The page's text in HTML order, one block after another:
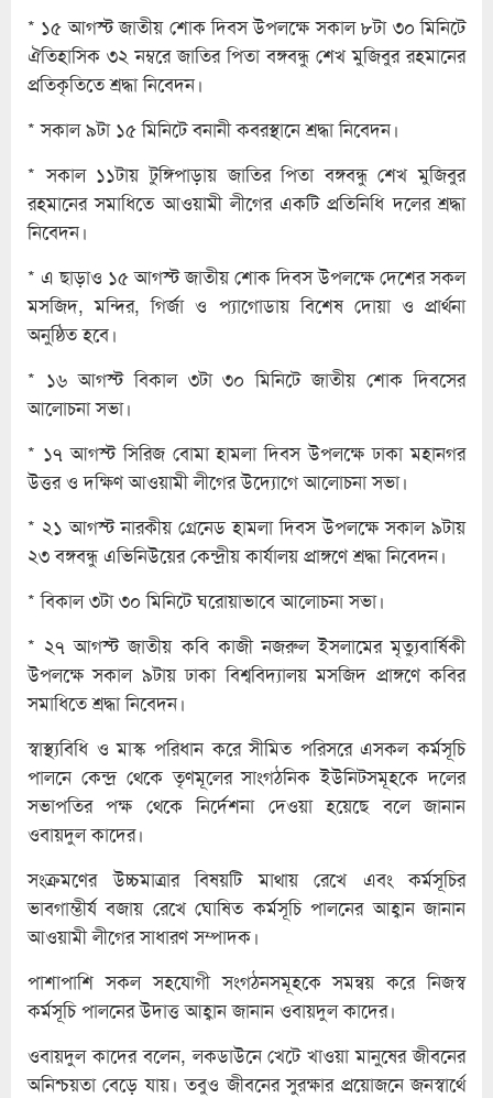
* ১৫ আগস্ট জাতীয় শোক দিবস উপলক্ষে সকাল ৮টা ৩০ মিনিটে
ঐতিহাসিক ৩২ নম্বরে জাতির পিতা বঙ্গবন্ধু শেখ মুজিবুর রহমানের
প্রতিকৃতিতে শ্রদ্ধা নিবেদন।
* সকাল ৯টা ১৫ মিনিটে বনানী কবরস্থানে শ্রদ্ধা নিবেদন।
* সকাল ১১টায় টুঙ্গিপাড়ায় জাতির পিতা বঙ্গবন্ধু শেখ মুজিবুর
রহমানের সমাধিতে আওয়ামী লীগের একটি প্রতিনিধি দলের শ্রদ্ধা
নিবেদন।
* এ ছাড়াও ১৫ আগস্ট জাতীয় শোক দিবস উপলক্ষে দেশের সকল
মসজিদ, মন্দির, গির্জা ও প্যাগোডায় বিশেষ দোয়া ও প্রার্থনা
অনুষ্ঠিত হবে।
* ১৬ আগস্ট বিকাল ৩টা ৩০ মিনিটে জাতীয় শোক দিবসের
আলোচনা সভা।
* ১৭ আগস্ট সিরিজ বোমা হামলা দিবস উপলক্ষে ঢাকা মহানগর
উত্তর ও দক্ষিণ আওয়ামী লীগের উদ্যোগে আলোচনা সভা।
* ২১ আগস্ট নারকীয় গ্রেনেড হামলা দিবস উপলক্ষে সকাল ৯টায়
২৩ বঙ্গবন্ধু এভিনিউয়ের কেন্দ্রীয় কার্যালয় প্রাঙ্গণে শ্রদ্ধা নিবেদন।
* বিকাল ৩টা ৩০ মিনিটে ঘরোয়াভাবে আলোচনা সভা।
* ২৭ আগস্ট জাতীয় কবি কাজী নজরুল ইসলামের মৃত্যুবার্ষিকী
উপলক্ষে সকাল ৯টায় ঢাকা বিশ্ববিদ্যালয় মসজিদ প্রাঙ্গণে কবির
সমাধিতে শ্রদ্ধা নিবেদন।
স্বাস্থ্যবিধি ও মাস্ক পরিধান করে সীমিত পরিসরে এসকল কর্মসূচি
পালনে কেন্দ্র থেকে তৃণমূলের সাংগঠনিক ইউনিটসমূহকে দলের
সভাপতির পক্ষ থেকে নির্দেশনা দেওয়া হয়েছে বলে জানান
ওবায়দুল কাদের।
সংক্রমণের উচ্চমাত্রার বিষয়টি মাথায় রেখে এবং কর্মসূচির
ভাবগাম্ভীর্য বজায় রেখে ঘোষিত কর্মসূচি পালনের আহ্বান জানান
আওয়ামী লীগের সাধারণ সম্পাদক।
পাশাপাশি সকল সহযোগী সংগঠনসমূহকে সমন্বয় করে নিজস্ব
কর্মসূচি পালনের উদাত্ত আহ্বান জানান ওবায়দুল কাদের।
ওবায়দুল কাদের বলেন, লকডাউনে খেটে খাওয়া মানুষের জীবনের
অনিশ্চয়তা বেড়ে যায়। তবুও জীবনের সুরক্ষার প্রয়োজনে জনস্বার্থে